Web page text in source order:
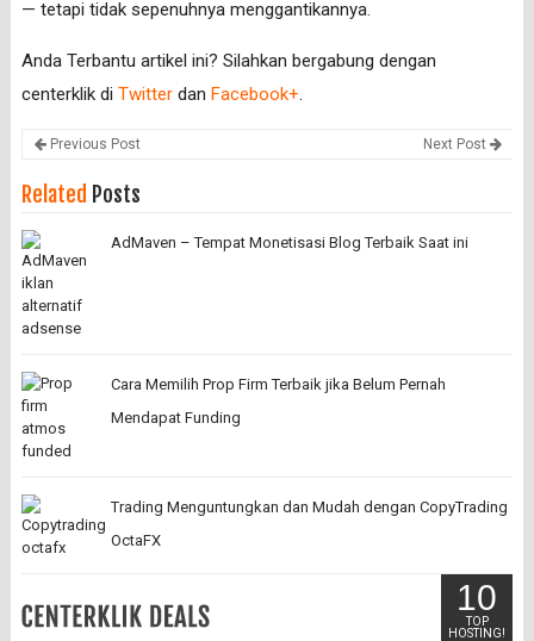
— tetapi tidak sepenuhnya menggantikannya.
Anda Terbantu artikel ini? Silahkan bergabung dengan
centerklik di Twitterdan Facebook+.
Previous Post Next Post
Related Posts
AdMaven – Tempat Monetisasi Blog Terbaik Saat ini
Cara Memilih Prop Firm Terbaik jika Belum Pernah
Mendapat Funding
Trading Menguntungkan dan Mudah dengan CopyTrading
OctaFX
10
TOP
HOSTING!